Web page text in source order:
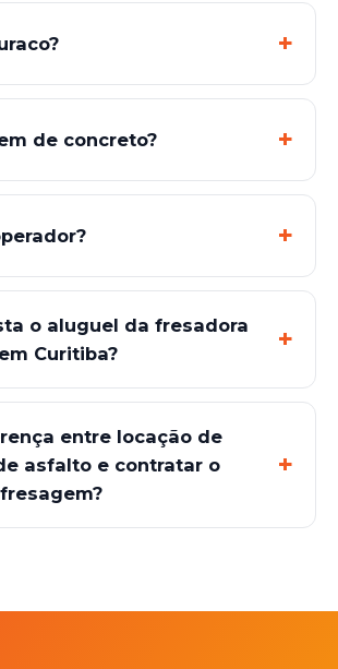
de concreto?
o aluguel da fresadora
Curitiba?
entre locação de
asfalto e contratar o